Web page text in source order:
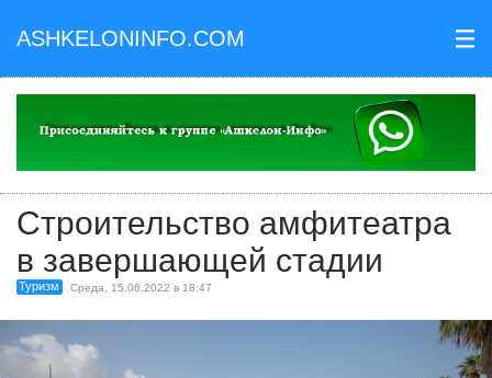
ASHKELONINFO.COM III
Строительство амфитеатра
в завершающей стадии
Туризм Среда, 15.06.2022 в 18:47